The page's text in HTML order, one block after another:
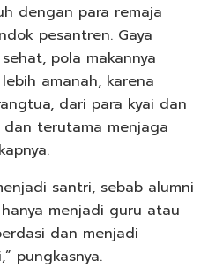
dengan para remaja
pesantren. Gaya
pola makannya
amanah, karena
dari para kyai dan
terutama menjaga
santri, sebab alumni
menjadi guru atau
dan menjadi
pungkasnya.